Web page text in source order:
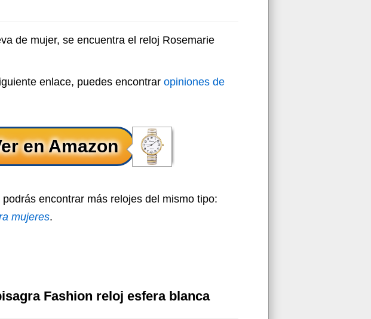
de mujer, se encuentra el reloj Rosemarie
enlace, puedes encontrar opiniones de
encontrar más relojes del mismo tipo:
mujeres.
Fashion reloj esfera blanca